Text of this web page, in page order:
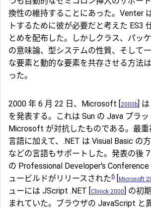
換性の維持することにあった。Venter
トするために彼が必要だと考えた ES3
とめを配布した。しかしクラス、パッ
の意味論、型システムの性質、そして
な要素と動的な要素を共存させる方法
った。
2000 年 6 月 22 日、Microsoft [2000b]
を発表する。これは Sun の Java プラ
Microsoft が対抗したものである。最重
言語に加えて、.NET は Visual Basic の
などの言語もサポートした。発表の後
の Professional Developer's Conference
ュービルドがリリースされた6 [Microsoft
ューには JScript .NET [Clinick 2000] の初
まれていた。ブラウザの JavaScript と